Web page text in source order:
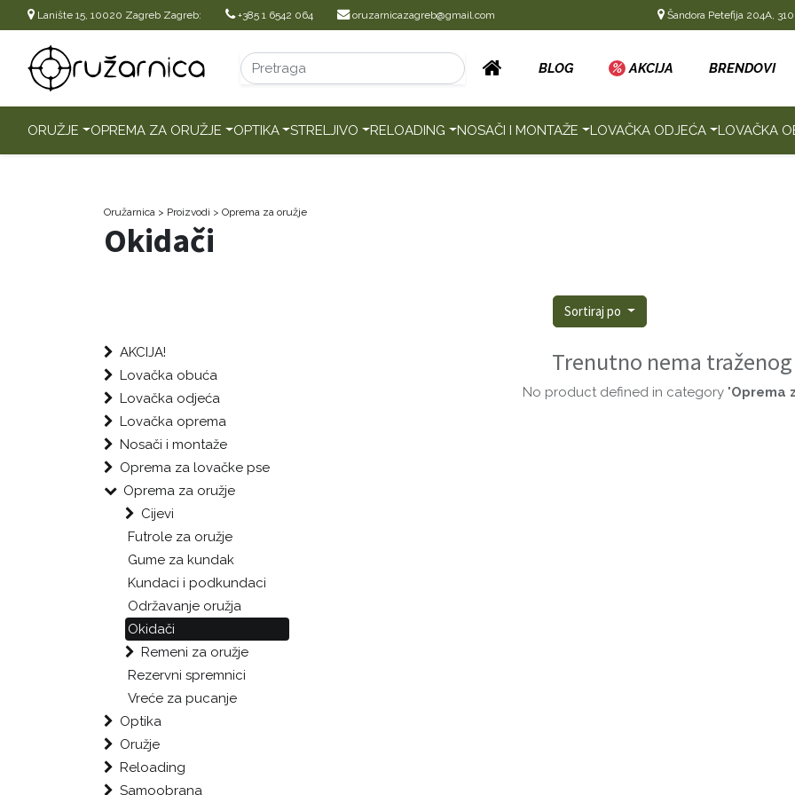
Lanište 15, 10020 Zagreb Zagreb: +385 1 6542 064 oruzarnicazagreb@gmail.com Šandora Petefija 204A,
BLOG % AKCIJA BRENDOVI
ORUŽJE OPREMA ZA ORUŽJE OPTIKA STRELJIVO RELOADING NOSAČI I MONTAŽE LOVAČKA ODJEĆA LOVAČKA
Oružarnica > Proizvodi > Oprema za oružje
Okidači
Sortiraj po
AKCIJA!
Lovačka obuća
Lovačka odjeća
Lovačka oprema
Nosači i montaže
Oprema za lovačke pse
Oprema za oružje
Cijevi
Futrole za oružje
Gume za kundak
Kundaci i podkundaci
Održavanje oružja
Okidači
Remeni za oružje
Rezervni spremnici
Vreće za pucanje
Optika
Oružje
Reloading
Samoobrana
Trenutno nema
No product defined in category "Oprema